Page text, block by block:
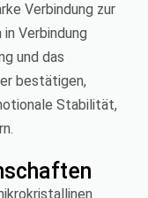
Verbindung zur
Verbindung
und das
bestätigen,
Stabilität,